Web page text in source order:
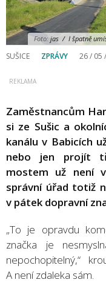
Foto: jas / I špatně
SUŠICE ZPRÁVY 26 / 05
Zaměstnancům
si ze Sušic a
kanálu v Babicích
nebo jen projít
mostem už není
správní úřad totiž
v pátek dopravní
„To je opravdu
značka je
nepochopitelný,“
A není zdaleka sám.